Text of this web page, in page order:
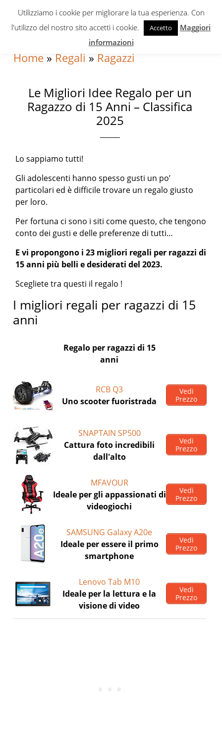
Skip
navigation
Skip
Skip
sidebar
Home » Regali » Ragazzi
Le Migliori Idee Regalo per un
Ragazzo di 15 Anni – Classifica
2025
Lo sappiamo tutti!
Gli adolescenti hanno spesso gusti un po’
particolari ed è difficile trovare un regalo giusto
per loro.
Per fortuna ci sono i siti come questo, che tengono
conto dei gusti e delle preferenze di tutti…
E vi propongono i 23 migliori regali per ragazzi di
15 anni più belli e desiderati del 2023.
Scegliete tra questi il regalo !
I migliori regali per ragazzi di 15
anni
Regalo per ragazzi di 15
anni
RCB Q3
Uno scooter fuoristrada
Vedi
Prezzo
SNAPTAIN SP500
Cattura foto incredibili
dall'alto
Vedi
Prezzo
MFAVOUR
Ideale per gli appassionati di
videogiochi
Vedi
Prezzo
SAMSUNG Galaxy A20e
Ideale per essere il primo
smartphone
Vedi
Prezzo
Lenovo Tab M10
Ideale per la lettura e la
visione di video
Vedi
Prezzo
Utilizziamo i cookie per migliorare la tua esperienza. Con
l'utilizzo del nostro sito accetti i cookie.
Accetto
Maggiori
informazioni